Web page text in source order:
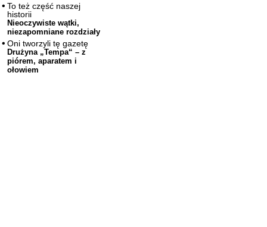
To też część naszej
historii
Nieoczywiste wątki,
niezapomniane rozdziały
Oni tworzyli tę gazetę
Drużyna „Tempa“ – z
piórem, aparatem i
ołowiem